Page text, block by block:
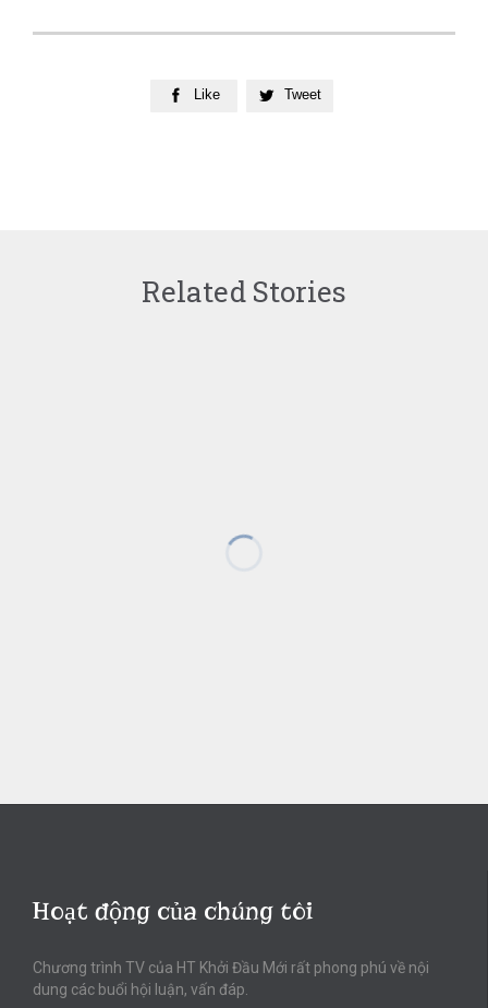
 Like  Tweet
Related Stories
Hoạt động của chúng tôi
Chương trình TV của HT Khởi Đầu Mới rất phong phú về nội
dung các buổi hội luận, vấn đáp.